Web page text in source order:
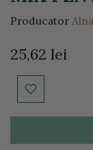
Producator
25,62 lei